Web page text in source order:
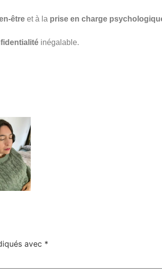
être et à la prise en charge
inégalable.
avec *